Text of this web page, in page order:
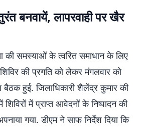
बनवायें, लापरवाही पर खैर
समस्याओं के त्वरित समाधान के लिए
की प्रगति को लेकर मंगलवार को
बैठक हुई. जिलाधिकारी शैलेंद्र कुमार की
में प्राप्त आवेदनों के निष्पादन की
गया. डीएम ने साफ निर्देश दिया कि